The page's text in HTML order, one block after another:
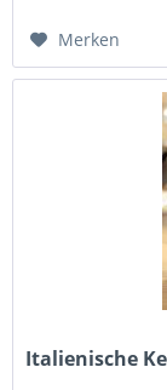
Merken
Italienische